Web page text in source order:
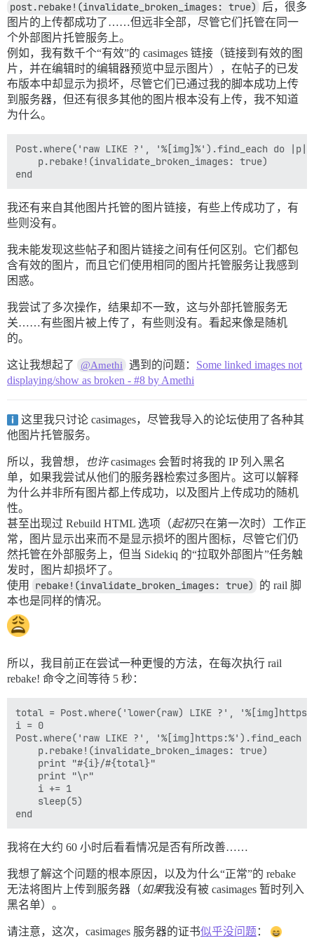
post.rebake!(invalidate_broken_images: true)
后，很多
图片的上传都成功了……但远非全部，尽管它们托管在同一
个外部图片托管服务上。
例如，我有数千个“有效”的 casimages 链接（链接到有效的图
片，并在编辑时的编辑器预览中显示图片），在帖子的已发
布版本中却显示为损坏，尽管它们已通过我的脚本成功上传
到服务器，但还有很多其他的图片根本没有上传，我不知道
为什么。
Post.where('raw LIKE ?', '%[img]%').find_each do |p|
    p.rebake!(invalidate_broken_images: true)
我还有来自其他图片托管的图片链接，有些上传成功了，有
些则没有。
我未能发现这些帖子和图片链接之间有任何区别。它们都包
含有效的图片，而且它们使用相同的图片托管服务让我感到
困惑。
我尝试了多次操作，结果却不一致，这与外部托管服务无
关……有些图片被上传了，有些则没有。看起来像是随机
的。
这让我想起了 @Amethi 遇到的问题： Some linked images not
displaying/show as broken - #8 by Amethi
这里我只讨论 casimages，尽管我导入的论坛使用了各种其
他图片托管服务。
所以，我曾想， 也许casimages 会暂时将我的 IP 列入黑名
单，如果我尝试从他们的服务器检索过多图片。这可以解释
为什么并非所有图片都上传成功，以及图片上传成功的随机
性。
甚至出现过 Rebuild HTML 选项（起初只在第一次时）工作正
常，图片显示出来而不是显示损坏的图片图标，尽管它们仍
然托管在外部服务上，但当 Sidekiq 的“拉取外部图片”任务触
发时，图片却损坏了。
使用
rebake!(invalidate_broken_images: true)
的 rail 脚
本也是同样的情况。
所以，我目前正在尝试一种更慢的方法，在每次执行 rail
rebake! 命令之间等待 5 秒：
total = Post.where('lower(raw) LIKE ?',
i = 0
Post.where('raw LIKE ?', '%[img]https:%').find_each
    p.rebake!(invalidate_broken_images: true)
    print "#{i}/#{total}"
    print "\r"
    i += 1
    sleep(5)
我将在大约 60 小时后看看情况是否有所改善……
我想了解这个问题的根本原因，以及为什么“正常”的 rebake
无法将图片上传到服务器（如果我没有被 casimages 暂时列入
黑名单）。
请注意，这次，casimages 服务器的证书似乎没问题 ：